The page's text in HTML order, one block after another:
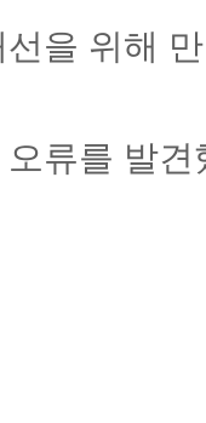
을 위해
류를 발